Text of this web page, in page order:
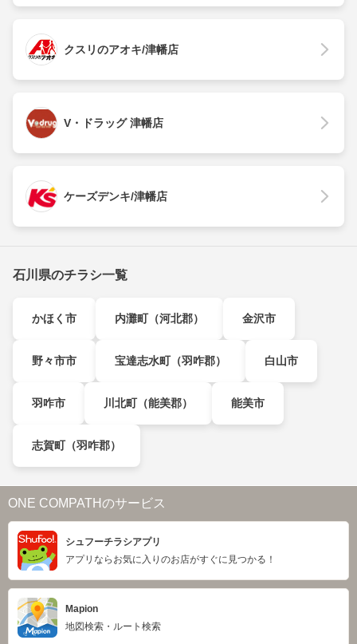
クスリのアオキ/津幡店
V・ドラッグ 津幡店
ケーズデンキ/津幡店
石川県のチラシ一覧
かほく市 内灘町（河北郡） 金沢市
野々市市 宝達志水町（羽咋郡） 白山市
羽咋市 川北町（能美郡） 能美市
志賀町（羽咋郡）
ONE COMPATHのサービス
シュフーチラシアプリ
アプリならお気に入りのお店がすぐに見つかる！
Mapion
地図検索・ルート検索